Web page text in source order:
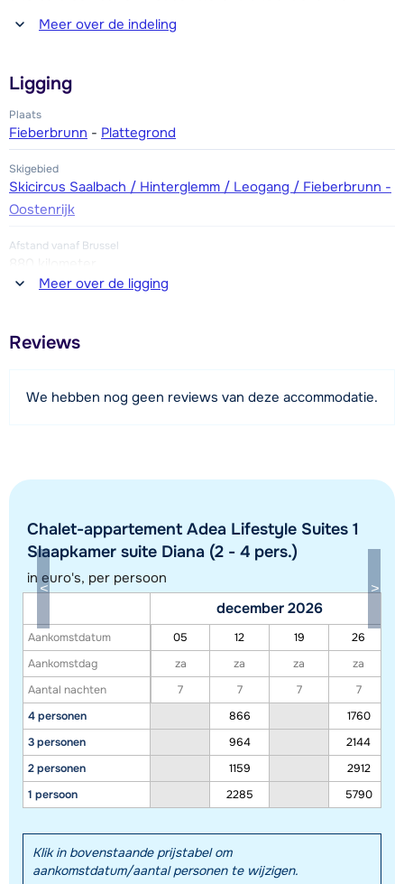
de skiberging en meteen doorlopen naar de S4 Alm, de
zonnestralen. Uiteraard kun je ook dan terecht bij
UPSIDEDOWN.
bergen.Meer over de indeling
Ligging
Plaats
Fieberbrunn - Plattegrond
Skigebied
Skicircus Saalbach / Hinterglemm / Leogang / Fieberbrunn -
Oostenrijk
Afstand vanaf Brussel
Afstand tot restaurant of bar
20 meter
50 meter
Afstand tot skibushalte
100 meter
Bekijk kaart
Meer over de ligging
Reviews
We hebben nog geen reviews van deze accommodatie.
Chalet-appartement Adea Lifestyle Suites 1
Slaapkamer suite Diana (2 - 4 pers.)
in euro's, per persoon
Aankomstdatum
Aankomstdag
Aantal nachten
4 personen
3 personen
2 personen
1 persoon
december 2026
05 12 19
26
za
za za
za
7
7 7
7
866
1760
964
2144
1159
2912
2285
5790
Klik in bovenstaande prijstabel om
aankomstdatum/aantal personen te wijzigen.